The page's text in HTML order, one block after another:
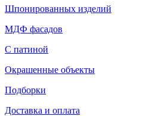
Шпонированных изделий
МДФ фасадов
С патиной
Окрашенные объекты
Подборки
Доставка и оплата